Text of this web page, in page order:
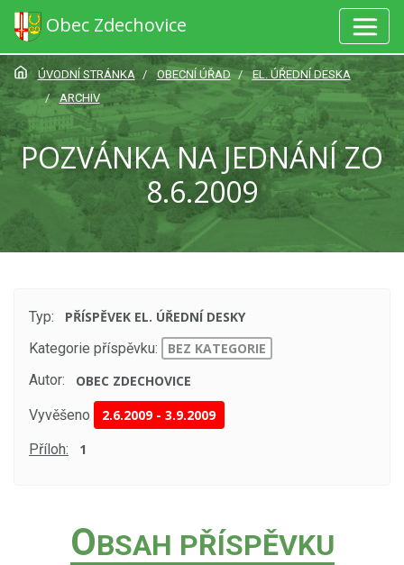
Obec Zdechovice
ÚVODNÍ STRÁNKA OBECNÍ ÚŘAD
EL. ÚŘEDNÍ DESKA
ARCHIV
POZVÁNKA NA JEDNÁNÍ ZO
8.6.2009
Typ:
PŘÍSPĚVEK EL. ÚŘEDNÍ DESKY
Kategorie příspěvku:
BEZ KATEGORIE
Autor:
OBEC ZDECHOVICE
Vyvěšeno 2.6.2009-3.9.2009
Příloh: 1
OBSAH PŘÍSPĚVKU